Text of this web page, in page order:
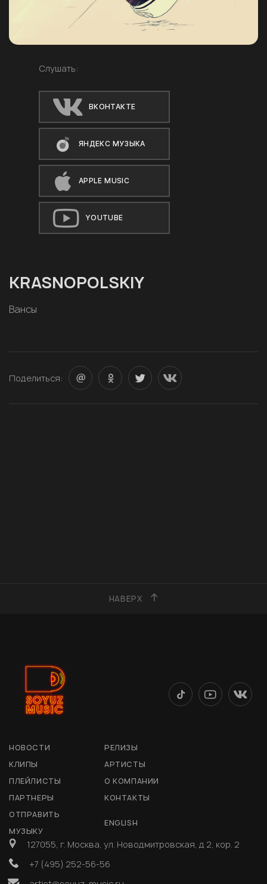
Слушать:
ВКОНТАКТЕ
ЯНДЕКС МУЗЫКА
APPLE MUSIC
YOUTUBE
KRASNOPOLSKIY
Вансы
Поделиться:
НАВЕРХ
НОВОСТИ
РЕЛИЗЫ
КЛИПЫ
АРТИСТЫ
ПЛЕЙЛИСТЫ
О КОМПАНИИ
ПАРТНЕРЫ
КОНТАКТЫ
ОТПРАВИТЬ
МУЗЫКУ
ENGLISH
127055, г. Москва, ул. Новодмитровская, д 2, кор. 2
+7 (495) 252-56-56